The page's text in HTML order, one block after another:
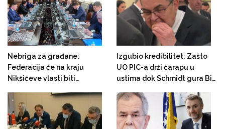
Nebriga za građane:
Federacija će na kraju
Nikšićeve vlasti biti
Jablanici!
Izgubio kredibilitet: Zašto
UO PIC-a drži čarapu u
ustima dok Schmidt gura BiH